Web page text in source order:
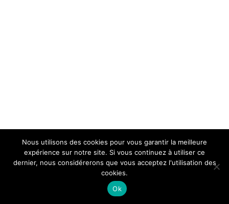
Nous utilisons des cookies pour vous garantir la meilleure
expérience sur notre site. Si vous continuez à utiliser ce
dernier, nous considérerons que vous acceptez l'utilisation des
cookies.
Ok